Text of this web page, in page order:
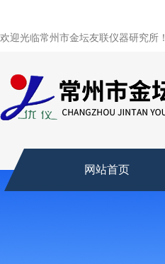
欢迎光临常州市金坛友联仪器研究所！
网站首页